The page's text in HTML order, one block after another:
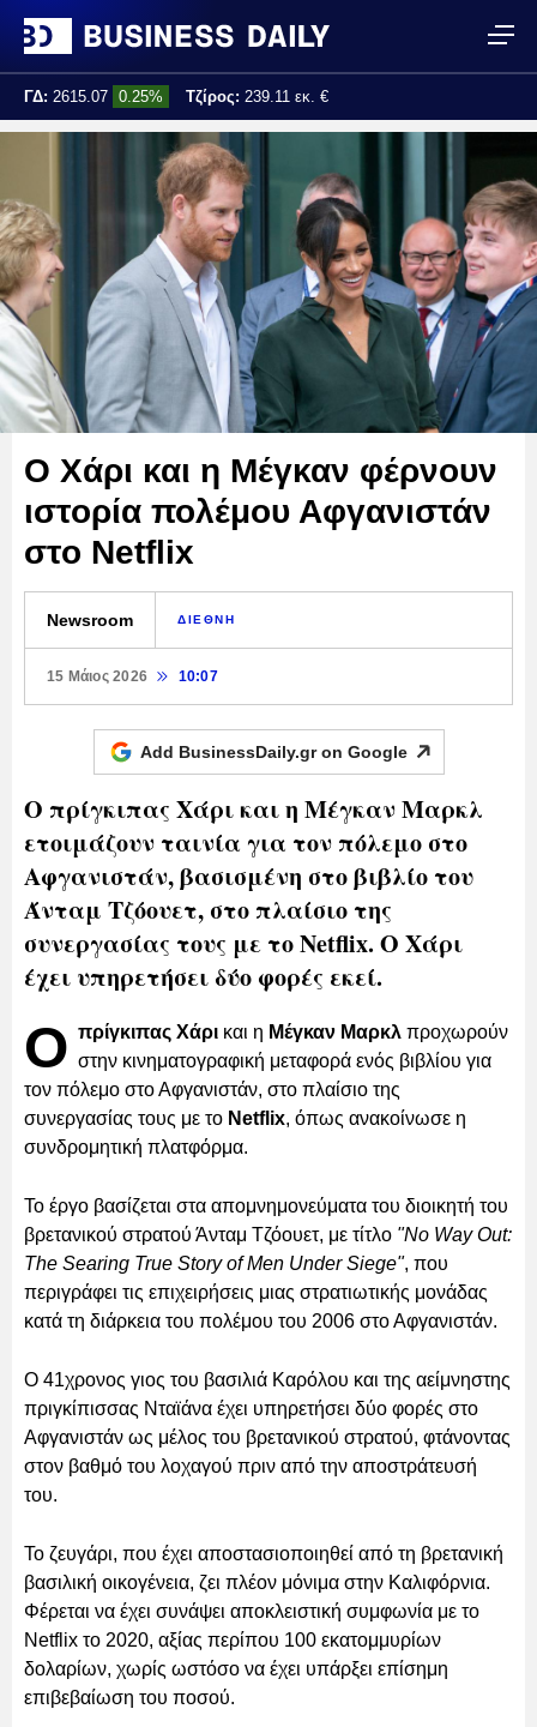
ΓΔ: 2615.07 0.25% Τζίρος: 239.11 εκ. €
17:25:01
Ο Χάρι και η Μέγκαν φέρνουν
ιστορία πολέμου Αφγανιστάν
στο Netflix
Newsroom ΔΙΕΘΝΗ
15 Μάιος 2026 10:07
Add BusinessDaily.gr on Google
Ο πρίγκιπας Χάρι και η Μέγκαν Μαρκλ
ετοιμάζουν ταινία για τον πόλεμο στο
Αφγανιστάν, βασισμένη στο βιβλίο του
Άνταμ Τζόουετ, στο πλαίσιο της
συνεργασίας τους με το Netflix. Ο Χάρι
έχει υπηρετήσει δύο φορές εκεί.
Ο πρίγκιπας Χάρι και η Μέγκαν Μαρκλ προχωρούν
στην κινηματογραφική μεταφορά ενός βιβλίου για
τον πόλεμο στο Αφγανιστάν, στο πλαίσιο της
συνεργασίας τους με το Netflix, όπως ανακοίνωσε η
συνδρομητική πλατφόρμα.
Το έργο βασίζεται στα απομνημονεύματα του διοικητή του
βρετανικού στρατού Άνταμ Τζόουετ, με τίτλο "No Way Out:
The Searing True Story of Men Under Siege", που
περιγράφει τις επιχειρήσεις μιας στρατιωτικής μονάδας
κατά τη διάρκεια του πολέμου του 2006 στο Αφγανιστάν.
Ο 41χρονος γιος του βασιλιά Καρόλου και της αείμνηστης
πριγκίπισσας Νταϊάνα έχει υπηρετήσει δύο φορές στο
Αφγανιστάν ως μέλος του βρετανικού στρατού, φτάνοντας
στον βαθμό του λοχαγού πριν από την αποστράτευσή
του.
Το ζευγάρι, που έχει αποστασιοποιηθεί από τη βρετανική
βασιλική οικογένεια, ζει πλέον μόνιμα στην Καλιφόρνια.
Φέρεται να έχει συνάψει αποκλειστική συμφωνία με το
Netflix το 2020, αξίας περίπου 100 εκατομμυρίων
δολαρίων, χωρίς ωστόσο να έχει υπάρξει επίσημη
επιβεβαίωση του ποσού.